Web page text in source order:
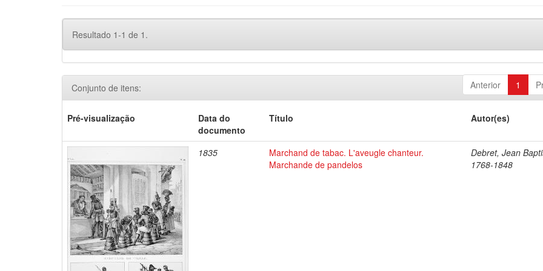
Resultado 1-1 de 1.
Anterior 1
Conjunto de itens:
Pré-visualização
Data do
documento
Título Autor(es)
1835
Marchand de tabac. L'aveugle chanteur.
Marchande de pandelos
Debret, Jean
1768-1848